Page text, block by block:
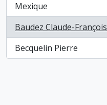
Mexique
Baudez Claude-François
, 1 résultats
Becquelin Pierre
, 1 résultats